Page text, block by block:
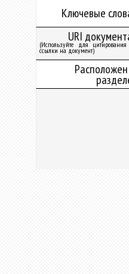
Ключевые
URI
(Используйте для
ссылки на документ)